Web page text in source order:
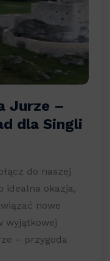
Jurze –
dla Singli
do naszej
idealna okazja,
nowe
wyjątkowej
– przygoda